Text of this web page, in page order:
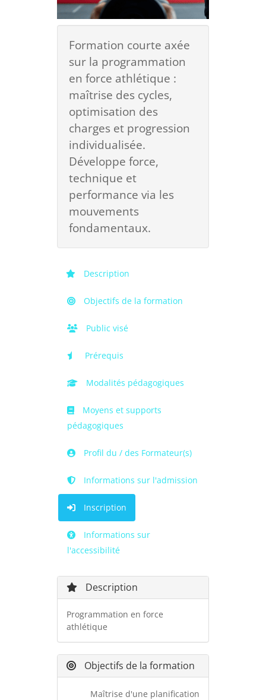
Formation courte axée
sur la programmation
en force athlétique :
maîtrise des cycles,
optimisation des
charges et progression
individualisée.
Développe force,
technique et
performance via les
mouvements
fondamentaux.
Description
Objectifs de la formation
Public visé
Prérequis
Modalités pédagogiques
Moyens et supports
pédagogiques
Profil du / des Formateur(s)
Informations sur l'admission
Inscription
Informations sur
l'accessibilité
Description
Programmation en force
athlétique
Objectifs de la formation
Maîtrise d'une planification